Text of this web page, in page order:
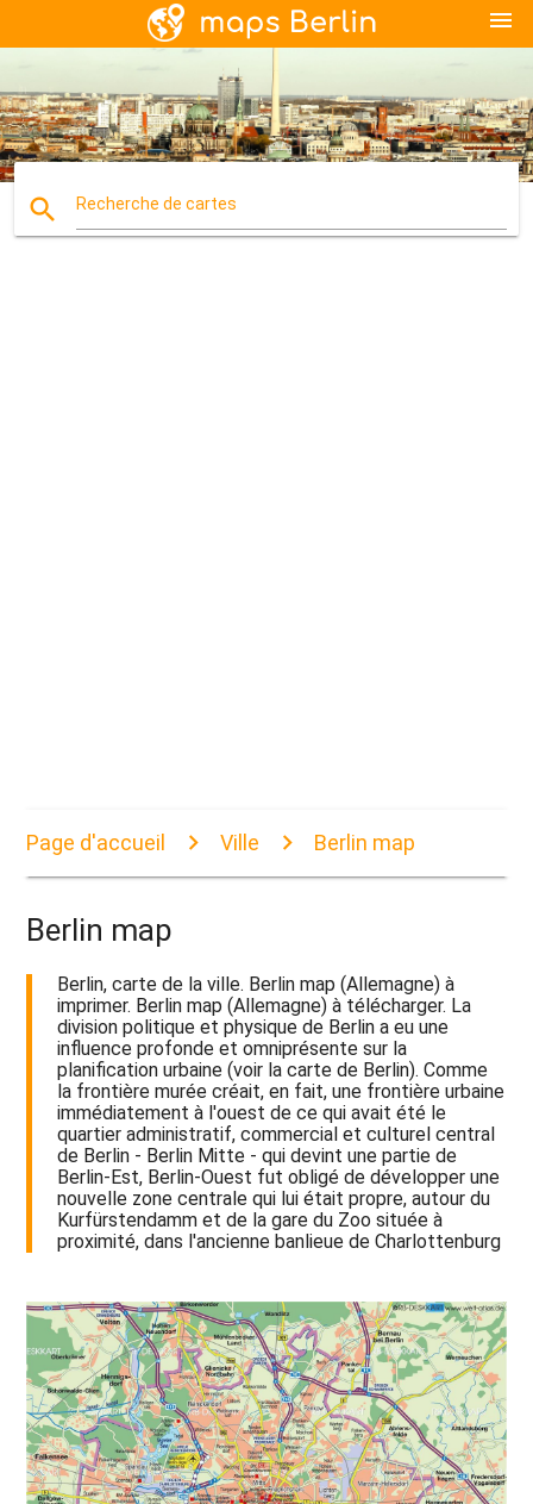
menu
search Recherche de cartes
Page d'accueil Ville Berlin map
Berlin map
Berlin, carte de la ville. Berlin map (Allemagne) à
imprimer. Berlin map (Allemagne) à télécharger. La
division politique et physique de Berlin a eu une
influence profonde et omniprésente sur la
planification urbaine (voir la carte de Berlin). Comme
la frontière murée créait, en fait, une frontière urbaine
immédiatement à l'ouest de ce qui avait été le
quartier administratif, commercial et culturel central
de Berlin - Berlin Mitte - qui devint une partie de
Berlin-Est, Berlin-Ouest fut obligé de développer une
nouvelle zone centrale qui lui était propre, autour du
Kurfürstendamm et de la gare du Zoo située à
proximité, dans l'ancienne banlieue de Charlottenburg